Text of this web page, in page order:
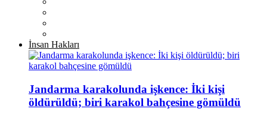
İnsan Hakları
Jandarma karakolunda işkence: İki kişi
öldürüldü; biri karakol bahçesine gömüldü